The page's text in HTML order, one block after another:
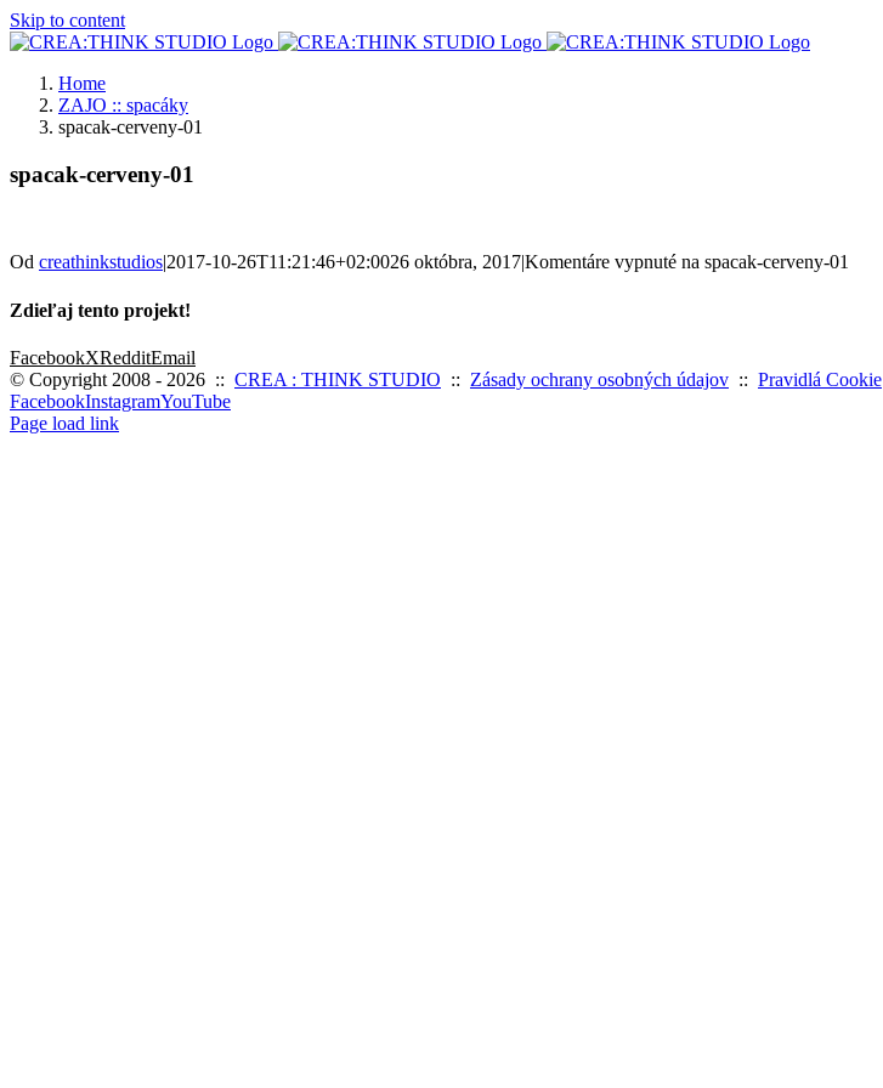
Skip to content
Home
ZAJO :: spacáky
spacak-cerveny-01
spacak-cerveny-01
Od creathinkstudios|2017-10-26T11:21:46+02:0026 októbra, 2017|Komentáre vypnuté na spacak-cerveny-01
Zdieľaj tento projekt!
FacebookXRedditEmail
© Copyright 2008 - 2026 :: CREA : THINK STUDIO :: Zásady ochrany osobných údajov :: Pravidlá Cookie
FacebookInstagramYouTube
Page load link